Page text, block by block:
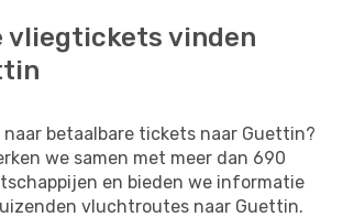
vliegtickets vinden
naar betaalbare tickets naar Guettin?
we samen met meer dan 690
en bieden we informatie
vluchtroutes naar Guettin.